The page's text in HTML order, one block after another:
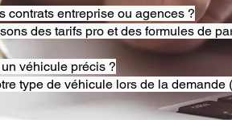
contrats entreprise ou agences ?
des tarifs pro et des formules de
véhicule précis ?
type de véhicule lors de la demande